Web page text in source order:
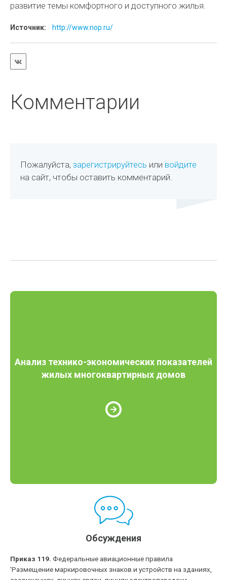
развитие темы комфортного и доступного жилья.
Источник: http://www.nop.ru/
Комментарии
Пожалуйста,зарегистрируйтесь или войдите
на сайт, чтобы оставить комментарий.
Анализ технико-экономических показателей
жилых многоквартирных домов
Обсуждения
Приказ 119. Федеральные авиационные правила
'Размещение маркировочных знаков и устройств на зданиях,